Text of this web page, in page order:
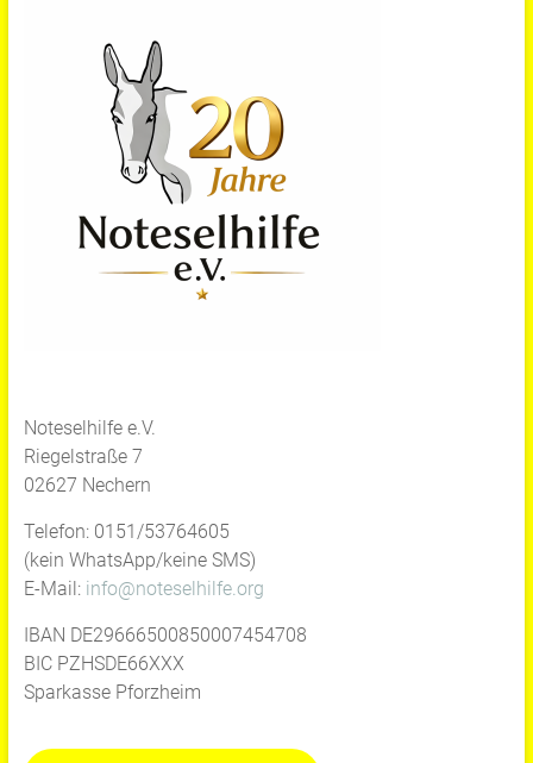
Noteselhilfe e.V.
Riegelstraße 7
02627 Nechern
Telefon: 0151/53764605
(kein WhatsApp/keine SMS)
E-Mail: info@noteselhilfe.org
IBAN DE29666500850007454708
BIC PZHSDE66XXX
Sparkasse Pforzheim